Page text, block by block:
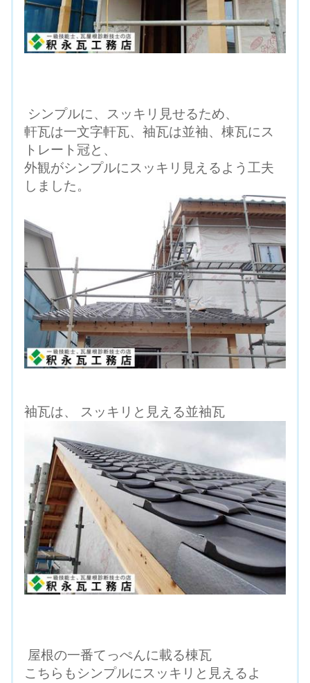
シンプルに、スッキリ見せるため、
軒瓦は一文字軒瓦、袖瓦は並袖、棟瓦にス
トレート冠と、
外観がシンプルにスッキリ見えるよう工夫
しました。
袖瓦は、 スッキリと見える並袖瓦
屋根の一番てっぺんに載る棟瓦
こちらもシンプルにスッキリと見えるよ